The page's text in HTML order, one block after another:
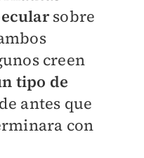
sobre
creen
tipo de
antes que
con